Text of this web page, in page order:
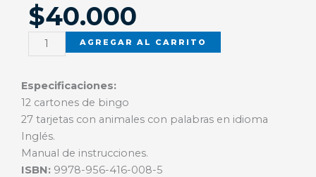
$40.000
Animal
Bingo
AGREGAR AL CARRITO
Especificaciones:
12 cartones de bingo
27 tarjetas con animales con palabras en idioma
Inglés.
Manual de instrucciones.
ISBN: 9978-956-416-008-5